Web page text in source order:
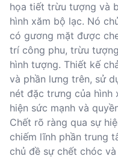
họa tiết trừu tượng và
hình xăm bộ lạc. Nó
có gương mặt được
trí công phu, trừu
hình tượng. Thiết kế
và phần lưng trên, sử
nét đặc trưng của hình
hiện sức mạnh và
Chết rõ ràng qua sự
chiếm lĩnh phần trung
chủ đề sự chết chóc